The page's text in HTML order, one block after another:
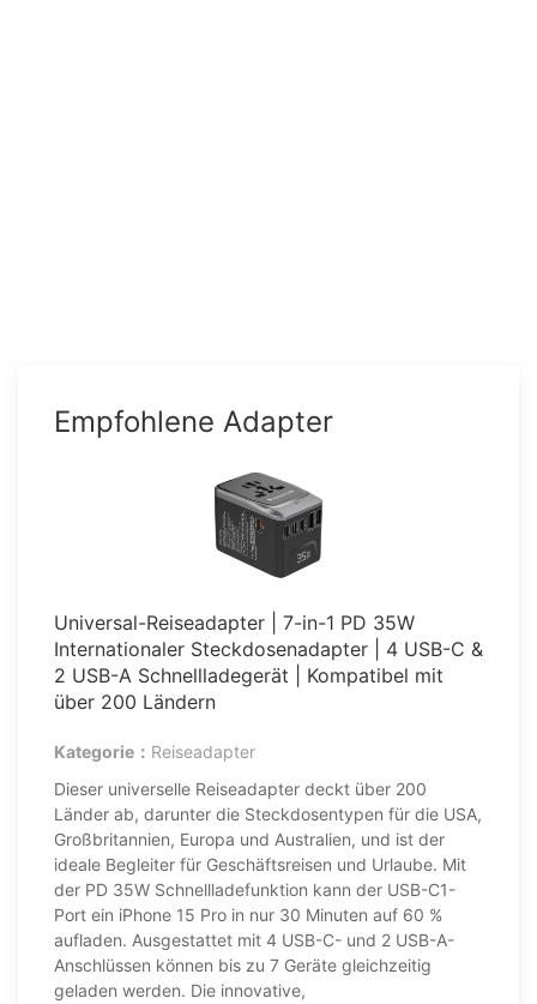
Empfohlene Adapter
Universal-Reiseadapter | 7-in-1 PD 35W
Internationaler Steckdosenadapter | 4 USB-C &
2 USB-A Schnellladegerät | Kompatibel mit
über 200 Ländern
Kategorie： Reiseadapter
Dieser universelle Reiseadapter deckt über 200
Länder ab, darunter die Steckdosentypen für die USA,
Großbritannien, Europa und Australien, und ist der
ideale Begleiter für Geschäftsreisen und Urlaube. Mit
der PD 35W Schnellladefunktion kann der USB-C1-
Port ein iPhone 15 Pro in nur 30 Minuten auf 60 %
aufladen. Ausgestattet mit 4 USB-C- und 2 USB-A-
Anschlüssen können bis zu 7 Geräte gleichzeitig
geladen werden. Die innovative,